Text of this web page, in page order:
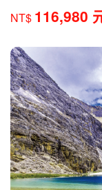
NT$ 116,980